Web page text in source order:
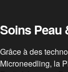
Soins Peau
Grâce à des
Microneedling, la